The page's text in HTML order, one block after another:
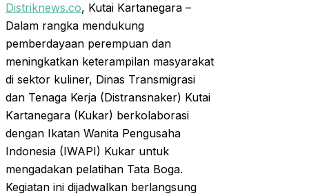
Distriknews.co, Kutai Kartanegara –
Dalam rangka mendukung
pemberdayaan perempuan dan
meningkatkan keterampilan masyarakat
di sektor kuliner, Dinas Transmigrasi
dan Tenaga Kerja (Distransnaker) Kutai
Kartanegara (Kukar) berkolaborasi
dengan Ikatan Wanita Pengusaha
Indonesia (IWAPI) Kukar untuk
mengadakan pelatihan Tata Boga.
Kegiatan ini dijadwalkan berlangsung